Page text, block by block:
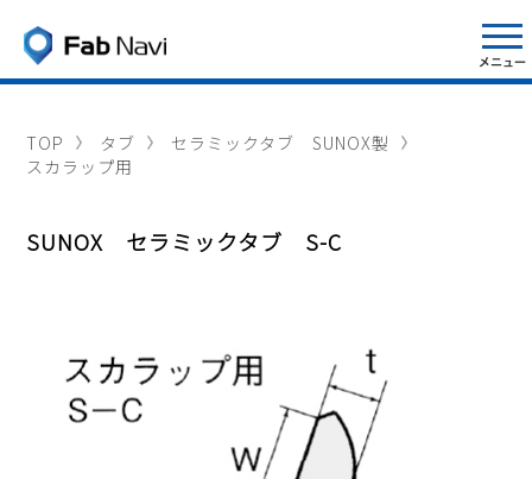
TOP タブ
セラミックタブ SUNOX製
スカラップ用
SUNOX セラミックタブ S-C